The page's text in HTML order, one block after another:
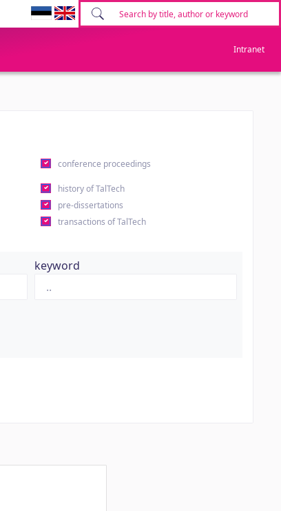
Intranet
conference proceedings
history of TalTech
pre-dissertations
transactions of TalTech
keyword